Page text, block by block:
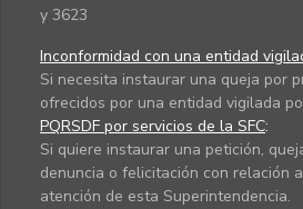
y 3623
Inconformidad con una entidad
Si necesita instaurar una queja por
ofrecidos por una entidad vigilada
PQRSDF por servicios de la SFC:
Si quiere instaurar una petición,
denuncia o felicitación con relación
atención de esta Superintendencia.